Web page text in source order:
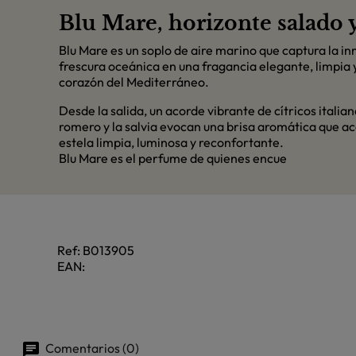
Blu Mare, horizonte salado
Blu Mare es un soplo de aire marino que captura la
frescura oceánica en una fragancia elegante,
corazón del Mediterráneo.
Desde la salida, un acorde vibrante de cítricos
romero y la salvia evocan una brisa aromática que
estela limpia, luminosa y reconfortante.
Blu Mare es el perfume de quienes encue
Ref: B013905
EAN:
Comentarios (0)